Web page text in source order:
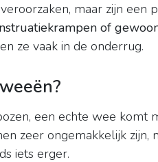
maar zijn een
of
ze vaak in de onderrug.
een echte wee komt
zeer ongemakkelijk zijn,
iets erger.